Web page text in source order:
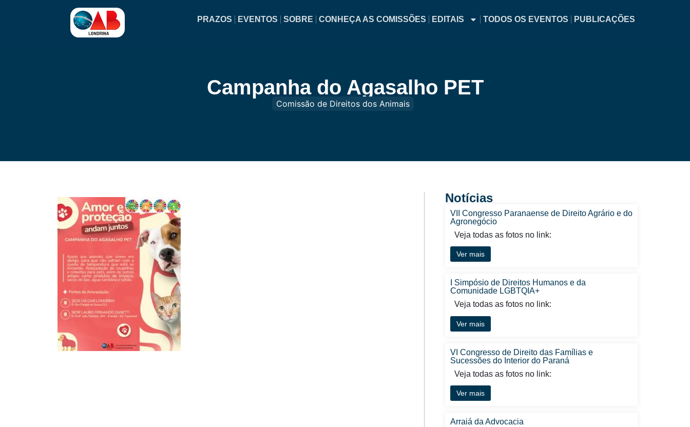
PRAZOS EVENTOS SOBRE CONHEÇA AS COMISSÕES EDITAIS TODOS OS EVENTOS PUBLICAÇÕES
Campanha do Agasalho PET
Comissão de Direitos dos Animais
Notícias
VII Congresso Paranaense de Direito Agrário e do
Agronegócio
Veja todas as fotos no link:
Ver mais
I Simpósio de Direitos Humanos e da
Comunidade LGBTQIA+
Veja todas as fotos no link:
Ver mais
VI Congresso de Direito das Famílias e
Sucessões do Interior do Paraná
Veja todas as fotos no link:
Ver mais
Arraiá da Advocacia